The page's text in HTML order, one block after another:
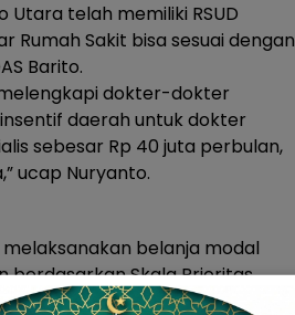
Utara telah memiliki RSUD
Rumah Sakit bisa sesuai dengan
Barito.
dokter-dokter
daerah untuk dokter
sebesar Rp 40 juta perbulan,
ucap Nuryanto.
belanja modal
berdasarkan Skala Prioritas